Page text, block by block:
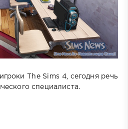
The Sims 4, сегодня речь
специалиста.